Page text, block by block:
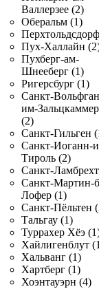
Валлерзее (2)
Оберальм (1)
Пух-Халлайн
Пухберг-ам-
Шнееберг (1)
Ригерсбург (1)
Санкт-
им-
(2)
Санкт-Гильген
Санкт-Иоганн-
Тироль (2)
Санкт-
Санкт-Мартин-
Лофер (1)
Санкт-Пёльтен
Тальгау (1)
Туррахер Хёэ
Хайлигенблут
Хальванг (1)
Хартберг (1)
Хоэнтауэрн (4)